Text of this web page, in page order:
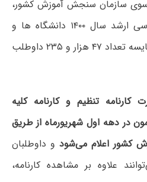
سوی سازمان سنجش آموزش کشور،
آمار داوطلبان آزمون کارشناسی ارشد سال ۱۴۰۰ دانشگاه ها و
موسسات آموزش عالی در مقایسه تعداد ۴۷ هزار و ۲۳۵ داوطلب
کارنامه تنظیم و کارنامه کلیه
در دهه اول شهریورماه از طریق
کشور اعلام می‌شود و داوطلبان
علاوه بر مشاهده کارنامه،